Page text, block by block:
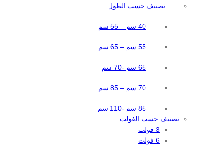
تصنيف حسب الطول
40 سم – 55 سم
55 سم – 65 سم
65 سم -70 سم
70 سم – 85 سم
85 سم -110 سم
تصنيف حسب الفولت
3 فولت
6 فولت